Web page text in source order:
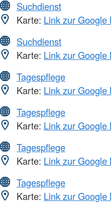
Suchdienst
Karte: Link zur Google
Suchdienst
Karte: Link zur Google
Tagespflege
Karte: Link zur Google
Tagespflege
Karte: Link zur Google
Tagespflege
Karte: Link zur Google
Tagespflege
Karte: Link zur Google